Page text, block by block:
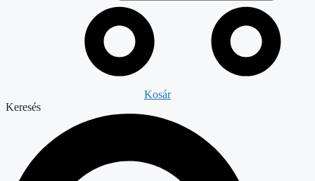
Kosár
Keresés